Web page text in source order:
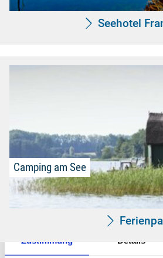
Zustimmung Details
Seehotel
Camping am See